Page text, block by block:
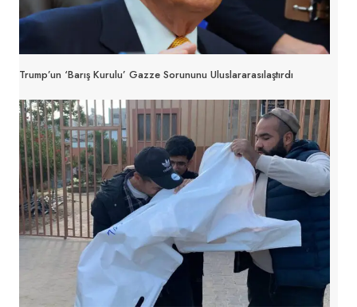
Trump’un ‘Barış Kurulu’ Gazze Sorununu Uluslararasılaştırdı